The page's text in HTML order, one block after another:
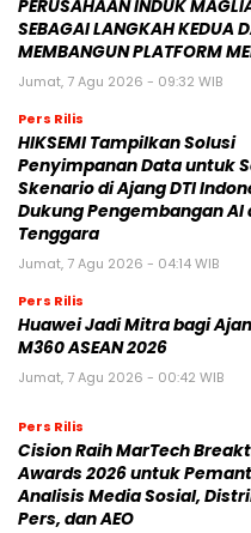
PERUSAHAAN INDUK
SEBAGAI LANGKAH KEDUA
MEMBANGUN PLATFORM
Jumat, 7 Agu 2026 - 09:32 WIB
Pers Rilis
HIKSEMI Tampilkan Solusi
Penyimpanan Data untuk
Skenario di Ajang DTI
Dukung Pengembangan AI
Tenggara
Jumat, 7 Agu 2026 - 04:14 WIB
Pers Rilis
Huawei Jadi Mitra bagi
M360 ASEAN 2026
Jumat, 7 Agu 2026 - 00:42 WIB
Pers Rilis
Cision Raih MarTech
Awards 2026 untuk
Analisis Media Sosial,
Pers, dan AEO